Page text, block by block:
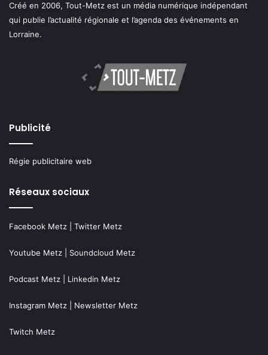
Créé en 2006, Tout-Metz est un média numérique indépendant
qui publie l’actualité régionale et l’agenda des événements en
Lorraine.
Publicité
Régie publicitaire web
Réseaux sociaux
Facebook Metz Twitter Metz
Youtube Metz Soundcloud Metz
Podcast Metz Linkedin Metz
Instagram Metz Newsletter Metz
Twitch Metz